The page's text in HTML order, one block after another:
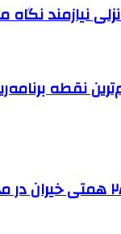
نیازمند نگاه
نقطه